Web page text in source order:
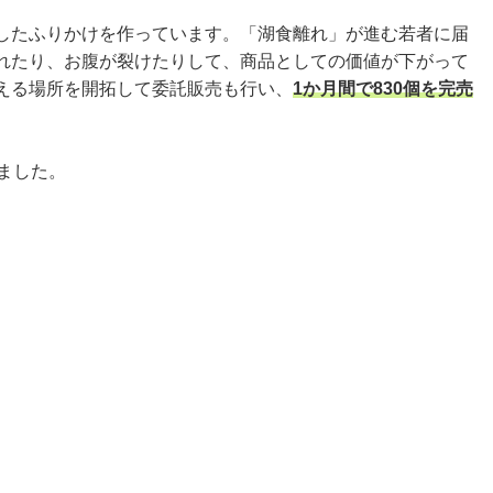
ふりかけを作っています。「湖食離れ」が進む若者に届
り、お腹が裂けたりして、商品としての価値が下がって
場所を開拓して委託販売も行い、 1か月間で830個を完売
した。